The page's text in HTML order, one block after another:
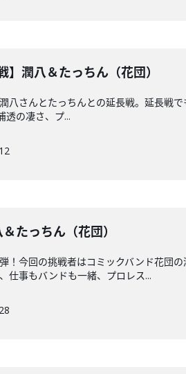
潤八＆たっちん（花団）
八さんとたっちんとの延長戦。延長戦
透の凄さ、プ...
たっちん（花団）
！今回の挑戦者はコミックバンド花団
仕事もバンドも一緒、プロレス...